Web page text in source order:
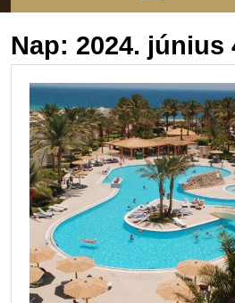
Nap: 2024. június